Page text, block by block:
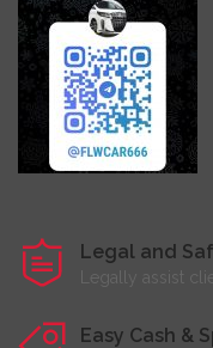
Legal and
Legally assist
Easy Cash &